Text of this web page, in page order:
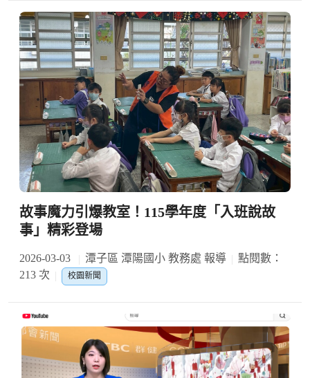
故事魔力引爆教室！115學年度「入班說故
事」精彩登場
2026-03-03 潭子區 潭陽國小 教務處 報導
點閱數：
213 次
校園新聞